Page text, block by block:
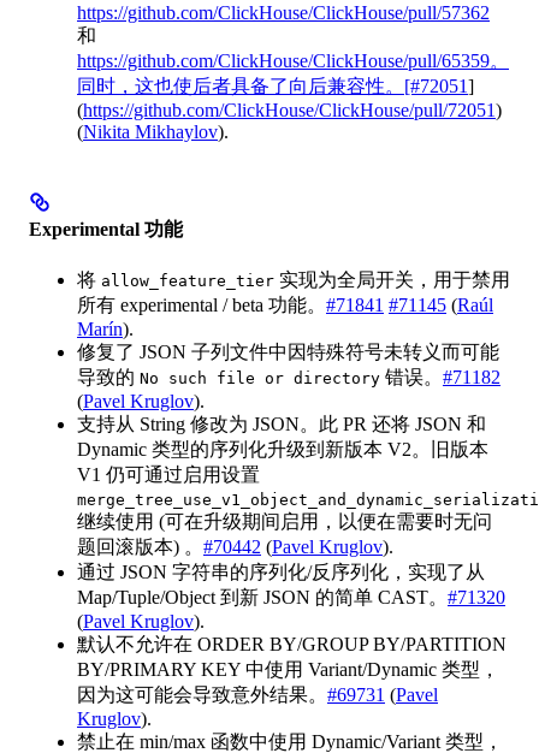
https://github.com/ClickHouse/ClickHouse/pull/57362
和
https://github.com/ClickHouse/ClickHouse/pull/65359。
同时，这也使后者具备了向后兼容性。[#72051]
(https://github.com/ClickHouse/ClickHouse/pull/72051)
(Nikita Mikhaylov).
Experimental 功能
将 allow_feature_tier 实现为全局开关，用于禁用
所有 experimental / beta 功能。 #71841 #71145 (Raúl
Marín).
修复了 JSON 子列文件中因特殊符号未转义而可能
导致的 No such file or directory 错误。 #71182
(Pavel Kruglov).
支持从 String 修改为 JSON。此 PR 还将 JSON 和
Dynamic 类型的序列化升级到新版本 V2。旧版本
V1 仍可通过启用设置
继续使用 (可在升级期间启用，以便在需要时无问
题回滚版本) 。 #70442 (Pavel Kruglov).
通过 JSON 字符串的序列化/反序列化，实现了从
Map/Tuple/Object 到新 JSON 的简单 CAST。 #71320
(Pavel Kruglov).
默认不允许在 ORDER BY/GROUP BY/PARTITION
BY/PRIMARY KEY 中使用 Variant/Dynamic 类型，
因为这可能会导致意外结果。 #69731 (Pavel
Kruglov).
禁止在 min/max 函数中使用 Dynamic/Variant 类型，